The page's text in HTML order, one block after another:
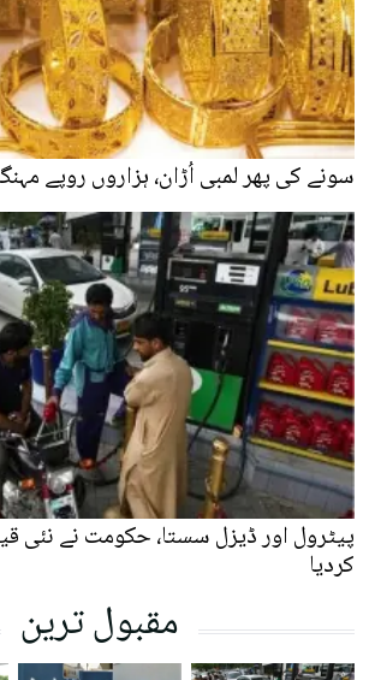
سونے کی پھر لمبی اُڑان، ہزاروں روپے
پیٹرول اور ڈیزل سستا، حکومت نے نئی
کردیا
مقبول ترین